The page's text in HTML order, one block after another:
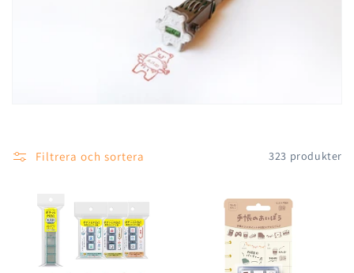
i
Filtrera och sortera 323 produkter